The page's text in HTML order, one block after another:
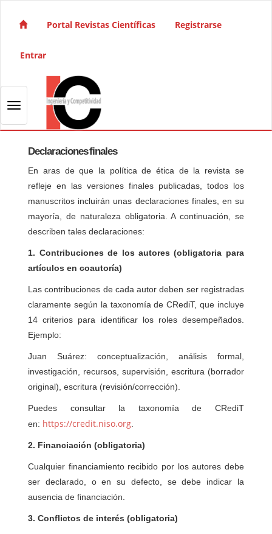
Navegación principal
Barra lateral
Portal Revistas Científicas Registrarse
Entrar
Toggle navigation
Declaraciones finales
En aras de que la política de ética de la revista se
refleje en las versiones finales publicadas, todos los
manuscritos incluirán unas declaraciones finales, en su
mayoría, de naturaleza obligatoria. A continuación, se
describen tales declaraciones:
1. Contribuciones de los autores (obligatoria para
artículos en coautoría)
Las contribuciones de cada autor deben ser registradas
claramente según la taxonomía de CRediT, que incluye
14 criterios para identificar los roles desempeñados.
Ejemplo:
Juan Suárez: conceptualización, análisis formal,
investigación, recursos, supervisión, escritura (borrador
original), escritura (revisión/corrección).
Puedes consultar la taxonomía de CRediT
en: https://credit.niso.org
2. Financiación (obligatoria)
Cualquier financiamiento recibido por los autores debe
ser declarado, o en su defecto, se debe indicar la
ausencia de financiación.
3. Conflictos de interés (obligatoria)